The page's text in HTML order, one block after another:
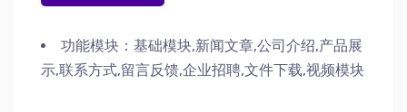
功能模块： 基础模块,新闻文章,公司介绍,产品展
示,联系方式,留言反馈,企业招聘,文件下载,视频模块